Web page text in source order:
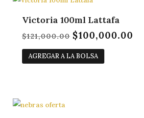
Victoria 100ml Lattafa
$121,000.00 El
precio
original
$100,000.00
AGREGAR A LA BOLSA